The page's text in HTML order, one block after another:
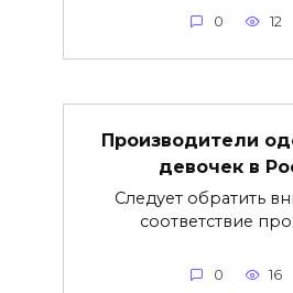
0 12
Производители
девочек в
Следует обратить
соответствие
0 16